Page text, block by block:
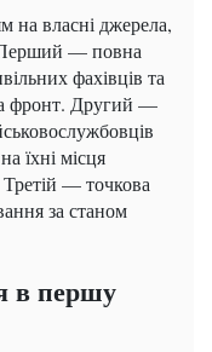
на власні джерела,
Перший — повна
фахівців та
фронт. Другий —
їхні місця
Третій — точкова
за станом
в першу